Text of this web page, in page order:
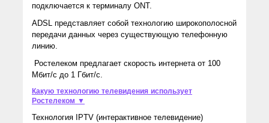
подключается к терминалу ONT.
ADSL представляет собой технологию широкополосной
передачи данных через существующую телефонную
линию.
Ростелеком предлагает скорость интернета от 100
Мбит/с до 1 Гбит/с.
Какую технологию телевидения использует
Ростелеком ▼
Технология IPTV (интерактивное телевидение)